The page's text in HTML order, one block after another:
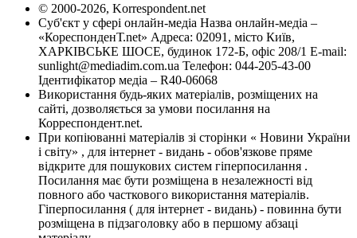
© 2000-2026, Korrespondent.net
Суб'єкт у сфері онлайн-медіа Назва онлайн-медіа –
«КореспонденТ.net» Адреса: 02091, місто Київ,
ХАРКІВСЬКЕ ШОСЕ, будинок 172-Б, офіс 208/1 E-mail:
sunlight@mediadim.com.ua Телефон: 044-205-43-00
Ідентифікатор медіа – R40-06068
Використання будь-яких матеріалів, розміщених на
сайті, дозволяється за умови посилання на
Корреспондент.net.
При копіюванні матеріалів зі сторінки « Новини України
і світу» , для інтернет - видань - обов'язкове пряме
відкрите для пошукових систем гіперпосилання .
Посилання має бути розміщена в незалежності від
повного або часткового використання матеріалів.
Гіперпосилання ( для інтернет - видань) - повинна бути
розміщена в підзаголовку або в першому абзаці